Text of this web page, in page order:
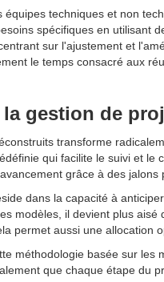
équipes techniques et non
spécifiques en utilisant
sur l'ajustement et
le temps consacré aux
gestion de
transforme
qui facilite le suivi et
grâce à des
dans la capacité à
modèles, il devient plus
permet aussi une allocation
méthodologie basée sur
que chaque étape du